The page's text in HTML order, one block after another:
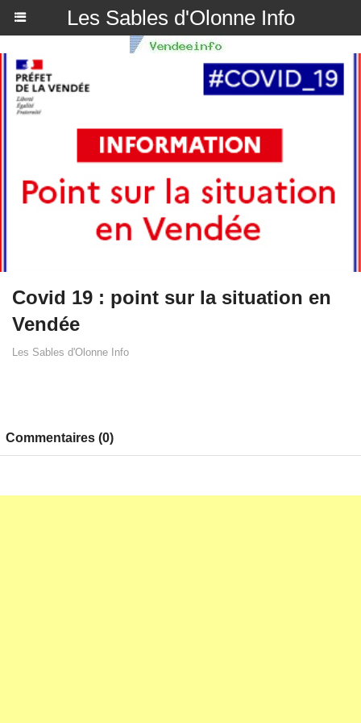
Les Sables d'Olonne Info
Covid 19 : point sur la situation en
Vendée
Les Sables d'Olonne Info
Commentaires (0)